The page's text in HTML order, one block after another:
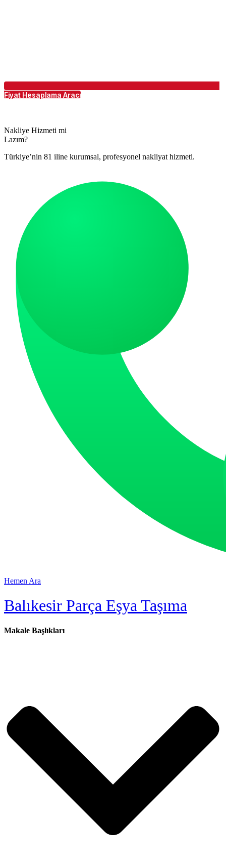
Fiyat Hesaplama Aracı
Nakliye Hizmeti mi
Lazım?
Türkiye’nin 81 iline kurumsal, profesyonel nakliyat hizmeti.
Hemen Ara
Balıkesir Parça Eşya Taşıma
Makale Başlıkları